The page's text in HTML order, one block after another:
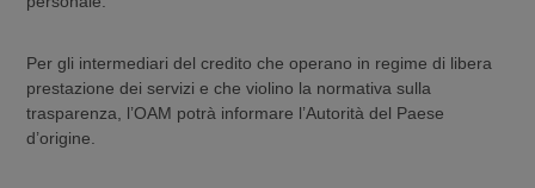
Per gli intermediari del credito che operano in regime di libera
prestazione dei servizi e che violino la normativa sulla
trasparenza, l’OAM potrà informare l’Autorità del Paese
d’origine.